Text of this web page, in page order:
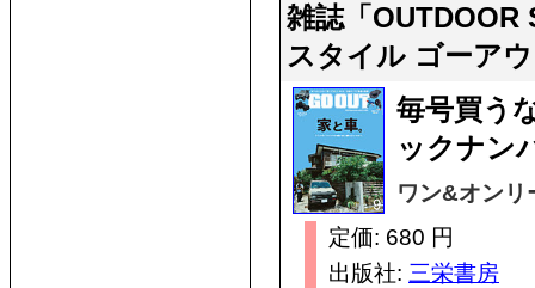
雑誌「OUTDOOR
スタイル ゴーア
毎号買う
ックナン
ワン&オンリ
定価: 680 円
出版社: 三栄書房